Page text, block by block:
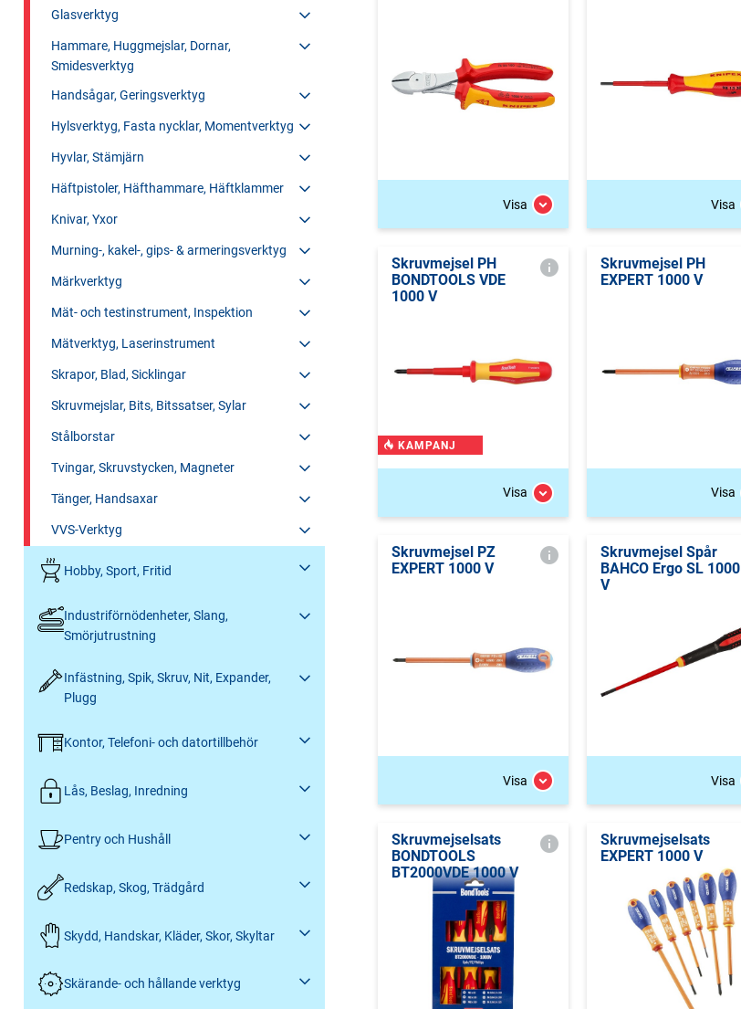
Glasverktyg
Hammare, Huggmejslar, Dornar,
Smidesverktyg
Handsågar, Geringsverktyg
Hylsverktyg, Fasta nycklar, Momentverktyg
Hyvlar, Stämjärn
Häftpistoler, Häfthammare, Häftklammer
Knivar, Yxor
Murning-, kakel-, gips- & armeringsverktyg
Märkverktyg
Mät- och testinstrument, Inspektion
Mätverktyg, Laserinstrument
Skrapor, Blad, Sicklingar
Skruvmejslar, Bits, Bitssatser, Sylar
Stålborstar
Tvingar, Skruvstycken, Magneter
Tänger, Handsaxar
VVS-Verktyg
Hobby, Sport, Fritid
Industriförnödenheter, Slang,
Smörjutrustning
Infästning, Spik, Skruv, Nit, Expander,
Plugg
Kontor, Telefoni- och datortillbehör
Lås, Beslag, Inredning
Pentry och Hushåll
Redskap, Skog, Trädgård
Skydd, Handskar, Kläder, Skor, Skyltar
Skärande- och hållande verktyg
Visa Visa
Skruvmejsel PH
BONDTOOLS VDE
1000 V
KAMPANJ
Visa
Skruvmejsel PH
EXPERT 1000 V
Visa
Skruvmejsel PZ
EXPERT 1000 V
Visa
Skruvmejsel Spår
BAHCO Ergo SL 1000
V
Visa
Skruvmejselsats
BONDTOOLS
BT2000VDE 1000 V
Skruvmejselsats
EXPERT 1000 V